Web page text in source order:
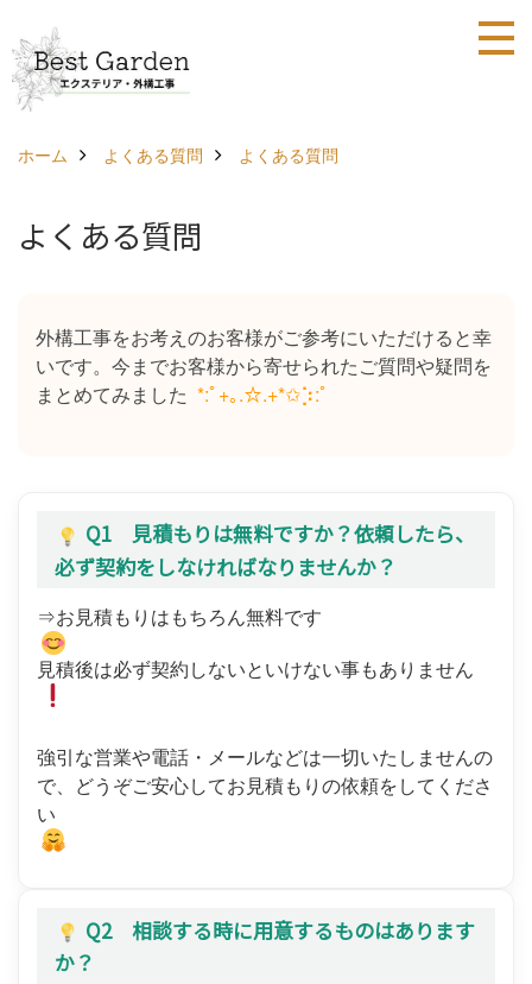
ホーム よくある質問 よくある質問
よくある質問
外構工事をお考えのお客様がご参考にいただけると幸
いです。今までお客様から寄せられたご質問や疑問を
まとめてみました *:ﾟ+｡.☆.+*✩⡱:ﾟ
Q1 見積もりは無料ですか？依頼したら、
必ず契約をしなければなりませんか？
⇒お見積もりはもちろん無料です
見積後は必ず契約しないといけない事もありません
強引な営業や電話・メールなどは一切いたしませんの
で、どうぞご安心してお見積もりの依頼をしてくださ
い
Q2 相談する時に用意するものはあります
か？